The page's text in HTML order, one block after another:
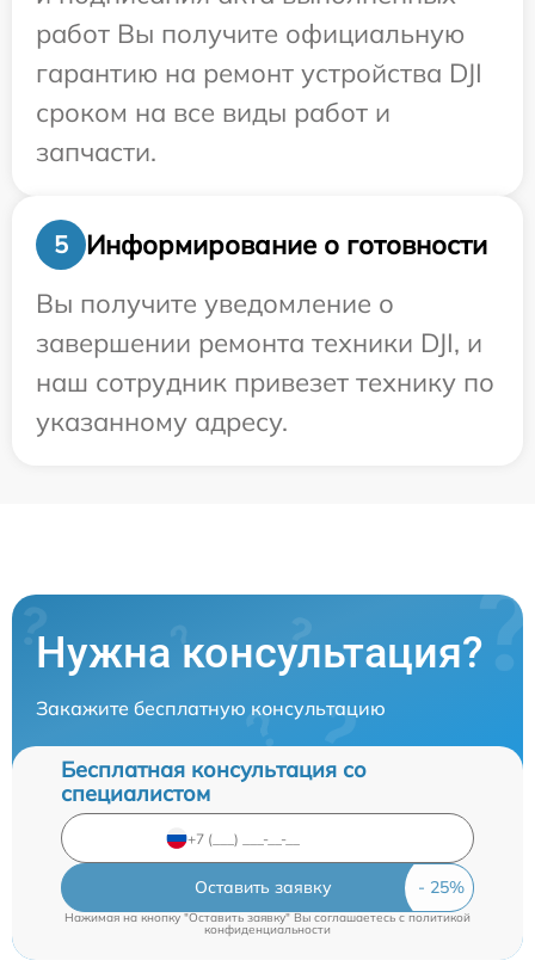
работ Вы получите официальную
гарантию на ремонт устройства DJI
сроком на все виды работ и
запчасти.
5
Информирование о готовности
Вы получите уведомление о
завершении ремонта техники DJI, и
наш сотрудник привезет технику по
указанному адресу.
Нужна консультация?
Закажите бесплатную консультацию
Бесплатная консультация со
специалистом
Оставить заявку
Нажимая на кнопку "Оставить заявку" Вы соглашаетесь c политикой
конфиденциальности